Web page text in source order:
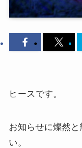
ヒースです。
お知らせに燦然
い。